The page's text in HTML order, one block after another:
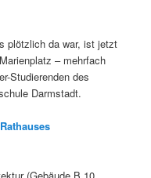
plötzlich da war, ist jetzt
– mehrfach
Studierenden des
Darmstadt.